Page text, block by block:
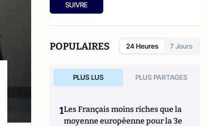
SUIVRE
POPULAIRES 24 Heures 7 Jours
PLUS LUS PLUS PARTAGES
1Les Français moins riches que la
moyenne européenne pour la 3e